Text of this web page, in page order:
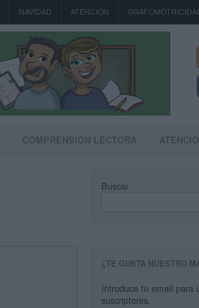
NAVIDAD ATENCIÓN
COMPRENSIÓN LECTORA
Buscar
¿TE GUSTA NUESTRO
Introduce tu email para
suscriptores.